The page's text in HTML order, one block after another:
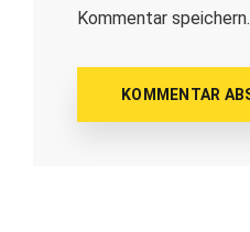
Kommentar speichern.